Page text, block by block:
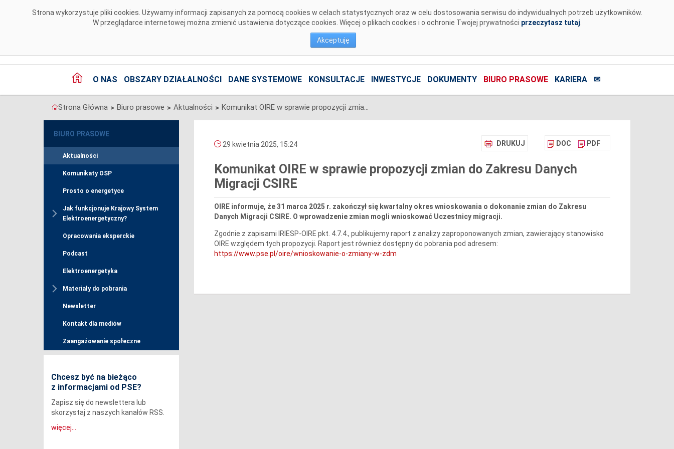
Strona wykorzystuje pliki cookies. Używamy informacji zapisanych za pomocą cookies w celach statystycznych oraz w celu dostosowania serwisu do indywidualnych potrzeb użytkowników.
W przeglądarce internetowej można zmienić ustawienia dotyczące cookies. Więcej o plikach cookies i o ochronie Twojej prywatności przeczytasz tutaj
Akceptuję
O NAS OBSZARY DZIAŁALNOŚCI DANE SYSTEMOWE KONSULTACJE INWESTYCJE DOKUMENTY BIURO PRASOWE KARIERA ✉
Strona Główna > Biuro prasowe > Aktualności > Komunikat OIRE w sprawie propozycji zmian do Zakresu Danych Migracji CSIRE
BIURO PRASOWE
Aktualności
Komunikaty OSP
Prosto o energetyce
Jak funkcjonuje Krajowy System
Elektroenergetyczny?
Opracowania eksperckie
Podcast
Elektroenergetyka
Materiały do pobrania
Newsletter
Kontakt dla mediów
Zaangażowanie społeczne
Chcesz być na bieżąco
z informacjami od PSE?
Zapisz się do newslettera lub
skorzystaj z naszych kanałów RSS.
więcej...
DRUKUJ DOC PDF
29 kwietnia 2025, 15:24
Komunikat OIRE w sprawie propozycji zmian do Zakresu Danych
Migracji CSIRE
OIRE informuje, że 31 marca 2025 r. zakończył się kwartalny okres wnioskowania o dokonanie zmian do Zakresu
Danych Migracji CSIRE. O wprowadzenie zmian mogli wnioskować Uczestnicy migracji.
Zgodnie z zapisami IRIESP-OIRE pkt. 4.7.4., publikujemy raport z analizy zaproponowanych zmian, zawierający stanowisko
OIRE względem tych propozycji. Raport jest również dostępny do pobrania pod adresem:
https://www.pse.pl/oire/wnioskowanie-o-zmiany-w-zdm